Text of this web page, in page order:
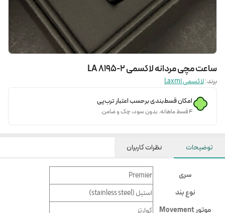
ساعت مچی مردانه لاکسمی LA 8195-2
برند:لاکسمی Laxmi
امکان قسط‌بندی برحسب اعتبار ترب‌پی
۴ قسط ماهانه. بدون سود، چک و ضامن.
توضیحات نظرات کاربران
سری
Premier
نوع بند
استیل (stainless steel)
موتور Movement
کوارتز